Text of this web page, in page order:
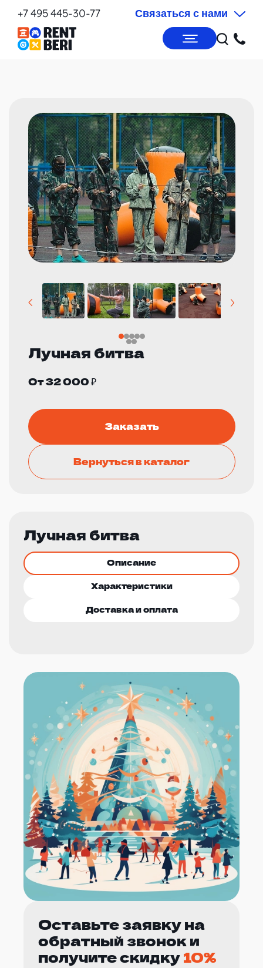
+7 495 445-30-77 Связаться с нами
Лучная битва
От 32 000 ₽
Заказать
Вернуться в каталог
Лучная битва
Описание
Характеристики
Доставка и оплата
Оставьте заявку на
обратный звонок и
получите скидку10%